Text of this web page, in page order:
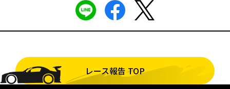
レース報告 TOP